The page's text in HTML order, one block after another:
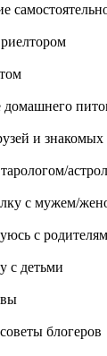
и знакомых
с мужем/
с
с детьми
блогеров